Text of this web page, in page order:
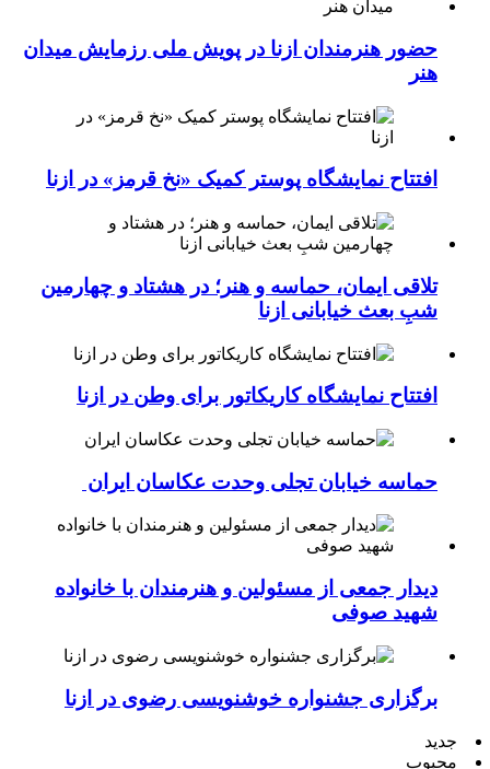
حضور هنرمندان ازنا در پویش ملی رزمایش میدان
هنر
افتتاح نمایشگاه پوستر کمیک «نخ قرمز» در ازنا
تلاقی ایمان، حماسه و هنر؛ در هشتاد و چهارمین
شبِ بعث خیابانی ازنا
افتتاح نمایشگاه کاریکاتور برای وطن در ازنا
حماسه خیابان تجلی وحدت عکاسان ایران
دیدار جمعی از مسئولین و هنرمندان با خانواده
شهید صوفی
برگزاری جشنواره خوشنویسی رضوی در ازنا
جدید
محبوب